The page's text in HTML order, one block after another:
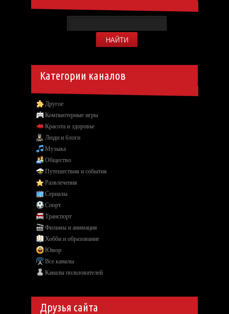
Категории каналов
Другое
Компьютерные игры
Красота и здоровье
Люди и блоги
Музыка
Общество
Путешествия и события
Развлечения
Сериалы
Спорт
Транспорт
Фильмы и анимация
Хобби и образование
Юмор
Все каналы
Каналы пользователей
Друзья сайта